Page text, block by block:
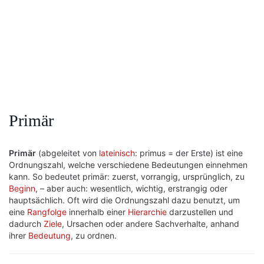
Primär
Primär (abgeleitet von lateinisch: primus = der Erste) ist eine
Ordnungszahl, welche verschiedene Bedeutungen einnehmen
kann. So bedeutet primär: zuerst, vorrangig, ursprünglich, zu
Beginn, – aber auch: wesentlich, wichtig, erstrangig oder
hauptsächlich. Oft wird die Ordnungszahl dazu benutzt, um
eine Rangfolge innerhalb einer Hierarchie darzustellen und
dadurch Ziele, Ursachen oder andere Sachverhalte, anhand
ihrer Bedeutung, zu ordnen.